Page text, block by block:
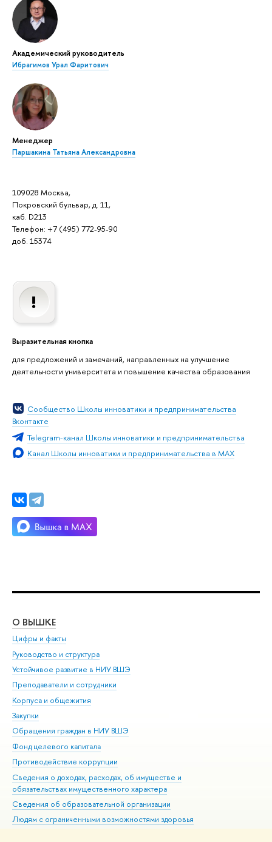
Академический руководитель
Ибрагимов Урал Фаритович
Менеджер
Паршакина Татьяна Александровна
109028 Москва,
Покровский бульвар, д. 11,
каб. D213
Телефон: +7 (495) 772-95-90
доб. 15374
Выразительная кнопка
для предложений и замечаний, направленных на улучшение
деятельности университета и повышение качества образования
Сообщество Школы инноватики и предпринимательства
Вконтакте
Telegram-канал Школы инноватики и предпринимательства
Канал Школы инноватики и предпринимательства в MAX
О ВЫШКЕ
Цифры и факты
Руководство и структура
Устойчивое развитие в НИУ ВШЭ
Преподаватели и сотрудники
Корпуса и общежития
Закупки
Обращения граждан в НИУ ВШЭ
Фонд целевого капитала
Противодействие коррупции
Сведения о доходах, расходах, об имуществе и
обязательствах имущественного характера
Сведения об образовательной организации
Людям с ограниченными возможностями здоровья